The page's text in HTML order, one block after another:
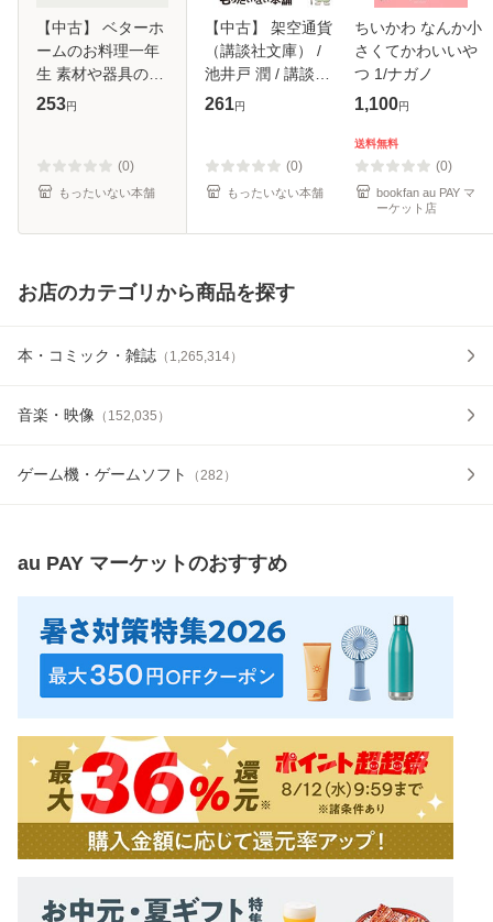
【中古】 ベターホ
ームのお料理一年
生 素材や器具の扱
い方など基本知識
ーズ) / ベターホー
ム協会 / ベ
253円
(0)
もったいない本舗
【中古】 架空通貨
（講談社文庫） /
池井戸 潤 / 講談社
[文庫]【メール便送
261円
(0)
もったいない本舗
ちいかわ なんか小
さくてかわいいや
つ 1/ナガノ
1,100円
送料無料
(0)
bookfan au PAY マ
ーケット店
お店のカテゴリから商品を探す
本・コミック・雑誌 （ 1,265,314）
音楽・映像 （ 152,035 ）
ゲーム機・ゲームソフト （282 ）
au PAY マーケットのおすすめ